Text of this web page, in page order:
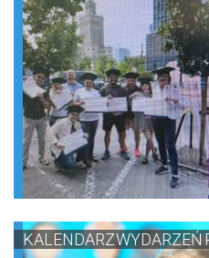
KALENDARZ WYDARZEŃ